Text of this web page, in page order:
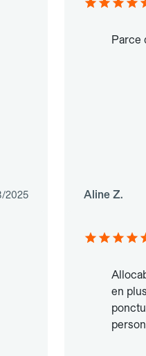
2025
Parce
Aline Z.
en